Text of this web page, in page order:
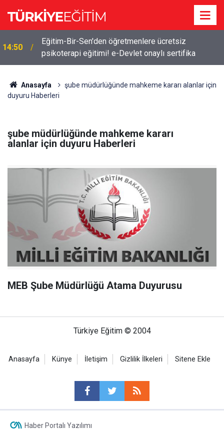
14:50
Eğitim-Bir-Sen'den öğretmenlere ücretsiz
psikoterapi eğitimi! e-Devlet onaylı sertifika
Anasayfa
şube müdürlüğünde mahkeme kararı alanlar için
duyuru Haberleri
şube müdürlüğünde mahkeme kararı
alanlar için duyuru Haberleri
MEB Şube Müdürlüğü Atama Duyurusu
Türkiye Eğitim © 2004
Anasayfa Künye İletişim Gizlilik İlkeleri Sitene Ekle
Haber Portalı Yazılımı